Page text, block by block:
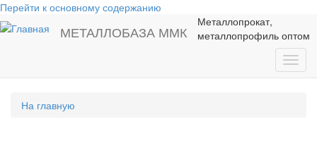
Перейти к основному содержанию
МЕТАЛЛОБАЗА ММК
Металлопрокат,
металлопрофиль оптом
На главную